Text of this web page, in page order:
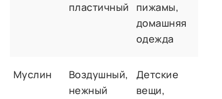
пластичный
пижамы,
домашняя
одежда
Муслин
Воздушный,
нежный
Детские
вещи,